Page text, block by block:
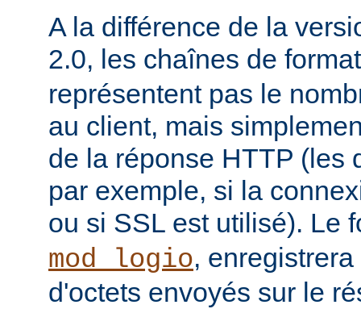
A la différence de la
2.0, les chaînes de
représentent pas le
au client, mais
de la réponse HTTP (les
par exemple, si la
ou si SSL est utilisé). Le
mod_logio,
d'octets envoyés sur le